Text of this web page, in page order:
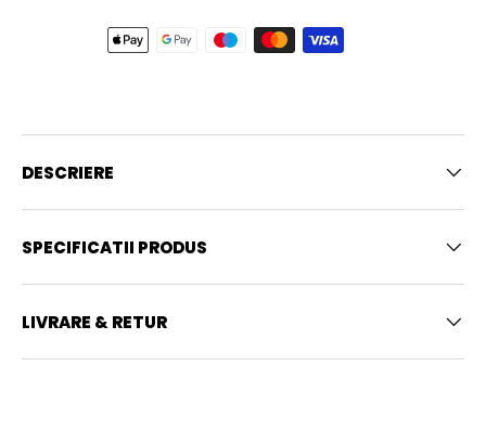
DESCRIERE
SPECIFICATII PRODUS
LIVRARE & RETUR